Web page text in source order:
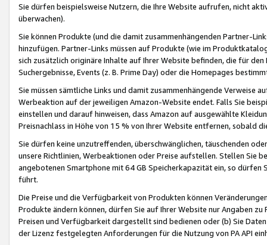
Sie dürfen beispielsweise Nutzern, die Ihre Website aufrufen, nicht
überwachen).
Sie können Produkte (und die damit zusammenhängenden Partner-
hinzufügen. Partner-Links müssen auf Produkte (wie im
sich zusätzlich originäre Inhalte auf Ihrer Website befinden, die für
Suchergebnisse, Events (z. B. Prime Day) oder die Homepages
Sie müssen sämtliche Links und damit zusammenhängende
Werbeaktion auf der jeweiligen Amazon-Website endet. Falls Sie
einstellen und darauf hinweisen, dass Amazon auf ausgewählte
Preisnachlass in Höhe von 15 % von Ihrer Website entfernen, sobald
Sie dürfen keine unzutreffenden, überschwänglichen, täuschenden
unsere Richtlinien, Werbeaktionen oder Preise aufstellen. Stellen Sie
angebotenen Smartphone mit 64 GB Speicherkapazität ein, so dürfen
führt.
Die Preise und die Verfügbarkeit von Produkten können
Produkte ändern können, dürfen Sie auf Ihrer Website nur Angaben
Preisen und Verfügbarkeit dargestellt sind bedienen oder (b) Sie
der Lizenz festgelegten Anforderungen für die Nutzung von PA API